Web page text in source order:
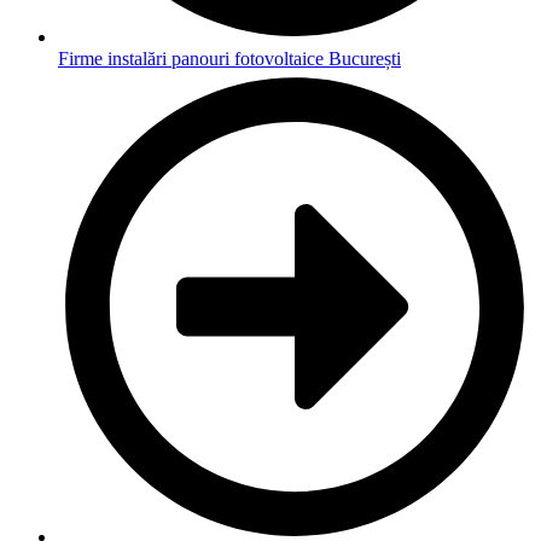
Firme instalări panouri fotovoltaice București